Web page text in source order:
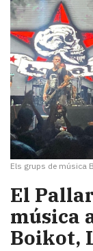
Els grups de música
El
música
Boikot,